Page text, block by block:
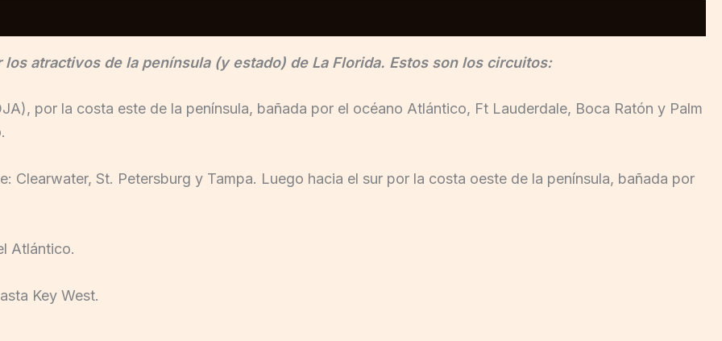
atractivos de la península (y estado) de La Florida. Estos son los circuitos:
por la costa este de la península, bañada por el océano Atlántico, Ft Lauderdale, Boca Ratón y Palm
Clearwater, St. Petersburg y Tampa. Luego hacia el sur por la costa oeste de la península, bañada por
Atlántico.
Key West.